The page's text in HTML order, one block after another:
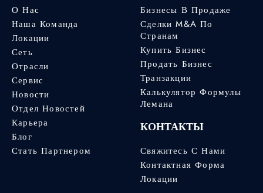
О Нас
Наша Команда
Локации
Сеть
Отрасли
Сервис
Новости
Отдел Новостей
Карьера
Блог
Стать Партнером
Бизнесы В Продаже
Сделки M&A По
Странам
Купить Бизнес
Продать Бизнес
Транзакции
Калькулятор Формулы
Лемана
КОНТАКТЫ
Свяжитесь С Нами
Контактная Форма
Локации